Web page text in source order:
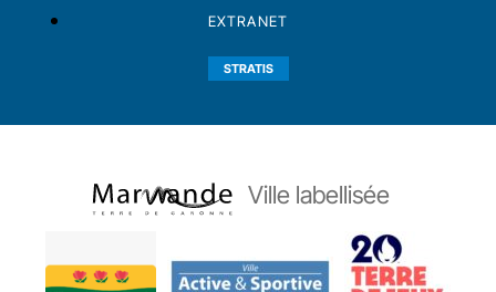
EXTRANET
STRATIS
Ville labellisée